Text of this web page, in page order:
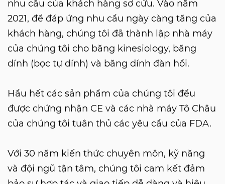
nhu cầu của khách hàng sơ cứu. Vào năm
2021, để đáp ứng nhu cầu ngày càng tăng của
khách hàng, chúng tôi đã thành lập nhà máy
của chúng tôi cho băng kinesiology, băng
dính (bọc tự dính) và băng dính đàn hồi.
Hầu hết các sản phẩm của chúng tôi đều
được chứng nhận CE và các nhà máy Tô Châu
của chúng tôi tuân thủ các yêu cầu của FDA.
Với 30 năm kiến ​​thức chuyên môn, kỹ năng
và đội ngũ tận tâm, chúng tôi cam kết đảm